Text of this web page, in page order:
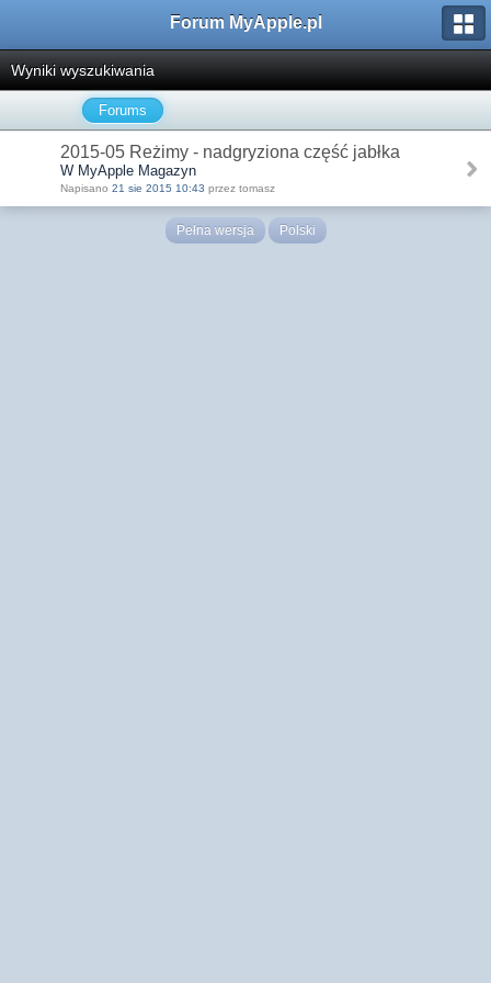
Forum MyApple.pl
Wyniki wyszukiwania
Forums
2015-05 Reżimy - nadgryziona część jabłka
W MyApple Magazyn
Napisano 21 sie 2015 10:43 przez tomasz
Pełna wersja Polski